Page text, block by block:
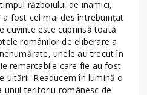
războiului de inamici,
a fost cel mai des întrebuințat
cuvinte este cuprinsă toată
românilor de eliberare a
unele au trecut în
remarcabile care fie au fost
uitării. Readucem în lumină o
unui teritoriu românesc de